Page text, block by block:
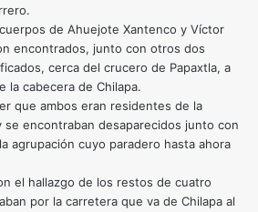
de Ahuejote Xantenco y Víctor
encontrados, junto con otros dos
cerca del crucero de Papaxtla, a
la cabecera de Chilapa.
que ambos eran residentes de la
se encontraban desaparecidos junto con
agrupación cuyo paradero hasta ahora
el hallazgo de los restos de cuatro
por la carretera que va de Chilapa al